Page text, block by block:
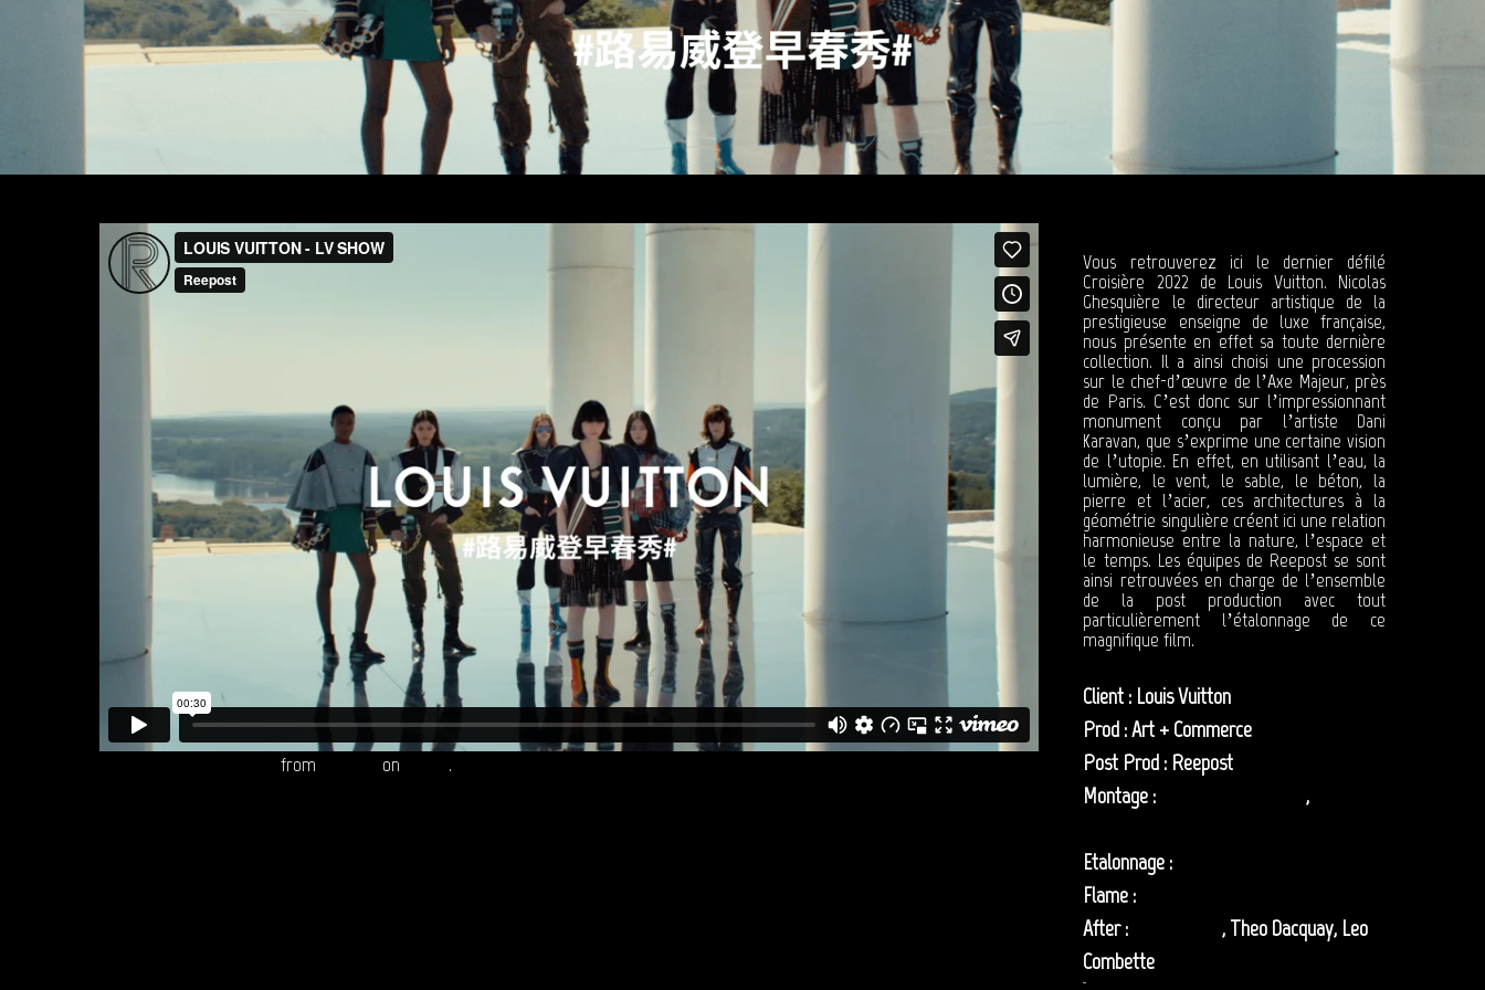
from on .
Vous retrouverez ici le dernier défilé
Croisière 2022 de Louis Vuitton. Nicolas
Ghesquière le directeur artistique de la
prestigieuse enseigne de luxe française,
nous présente en effet sa toute dernière
collection. Il a ainsi choisi une procession
sur le chef-d’œuvre de l’Axe Majeur, près
de Paris. C’est donc sur l’impressionnant
monument conçu par l’artiste Dani
Karavan, que s’exprime une certaine vision
de l’utopie. En effet, en utilisant l’eau, la
lumière, le vent, le sable, le béton, la
pierre et l’acier, ces architectures à la
géométrie singulière créent ici une relation
harmonieuse entre la nature, l’espace et
le temps. Les équipes de Reepost se sont
ainsi retrouvées en charge de l’ensemble
de la post production avec tout
particulièrement l’étalonnage de ce
magnifique film.
Client : Louis Vuitton
Prod : Art + Commerce
Post Prod : Reepost
Montage :
Quentin Kwiatkowski,
Etalonnage :
Flame :
After :
Hugo Pilleul, Theo Dacquay, Leo
Combette